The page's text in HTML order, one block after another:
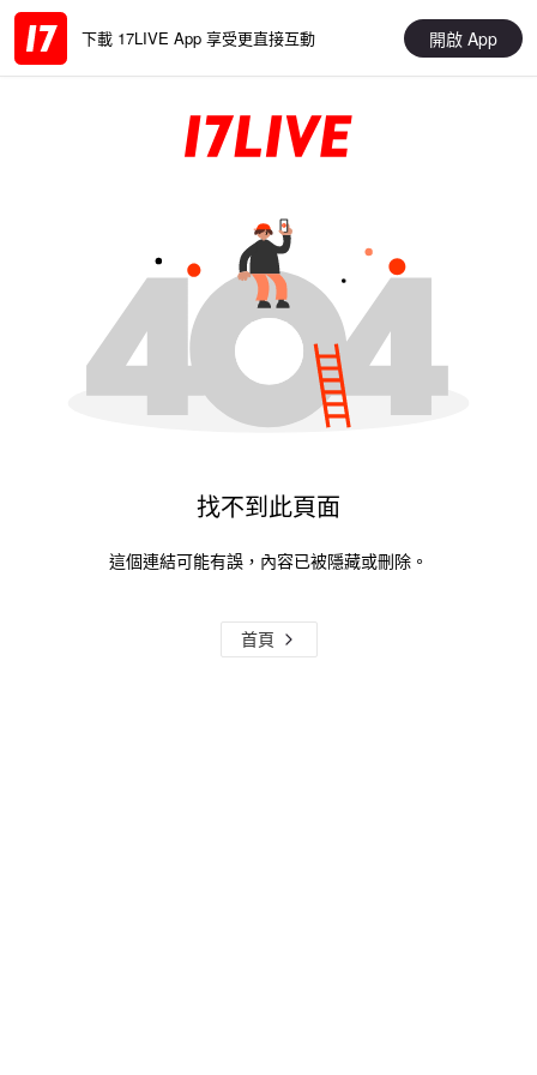
下載 17LIVE App 享受更直接互動 開啟 App
找不到此頁面
這個連結可能有誤，內容已被隱藏或刪除。
首頁